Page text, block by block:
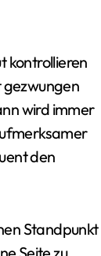
kontrollieren
gezwungen
wird immer
den
Standpunkt